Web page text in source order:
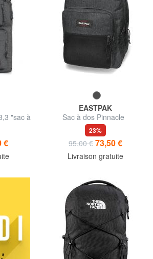
"sac à
€
EASTPAK
Sac à dos Pinnacle
23%
95,00 € 73,50 €
Livraison gratuite